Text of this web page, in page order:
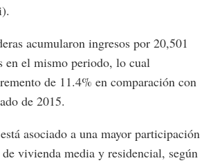
acumularon ingresos por 20,501
en el mismo periodo, lo cual
de 11.4% en comparación con
de 2015.
asociado a una mayor participación
vivienda media y residencial, según